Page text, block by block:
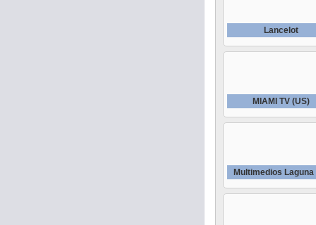
Lancelot
MIAMI TV (US)
Multimedios Laguna